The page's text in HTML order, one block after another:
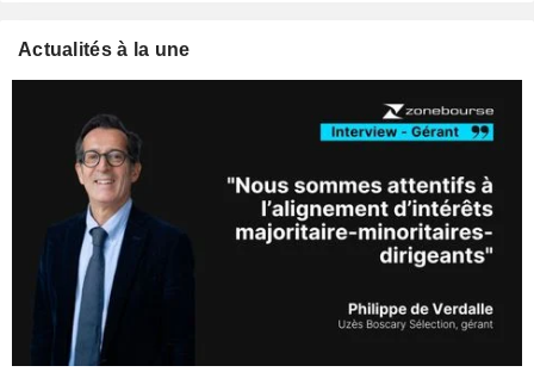
Actualités à la une